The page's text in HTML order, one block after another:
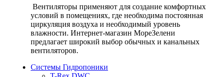
Вентиляторы применяют для создание комфортных
условий в помещениях, где необходима постоянная
циркуляция воздуха и необходимый уровень
влажности. Интернет-магазин МореЗелени
предлагает широкий выбор обычных и канальных
вентиляторов.
Системы Гидропоники